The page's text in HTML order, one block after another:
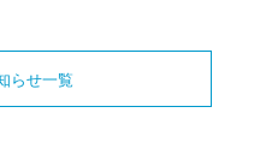
らせ一覧